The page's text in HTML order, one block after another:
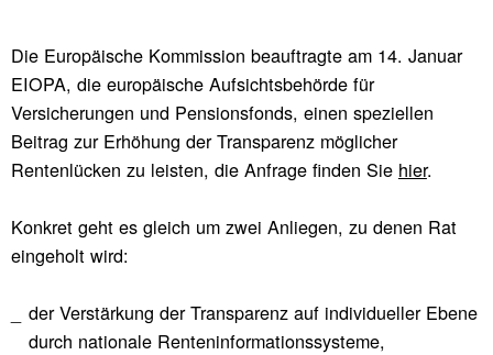
Die Europäische Kommission beauftragte am 14. Januar
EIOPA, die europäische Aufsichtsbehörde für
Versicherungen und Pensionsfonds, einen speziellen
Beitrag zur Erhöhung der Transparenz möglicher
Rentenlücken zu leisten, die Anfrage finden Sie hier.
Konkret geht es gleich um zwei Anliegen, zu denen Rat
eingeholt wird:
der Verstärkung der Transparenz auf individueller Ebene
durch nationale Renteninformationssysteme,